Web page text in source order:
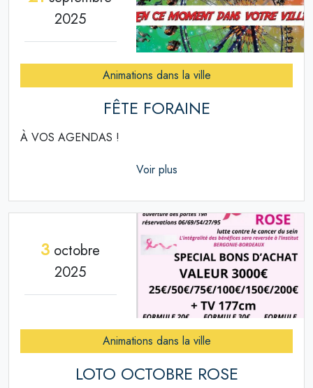
2025
Animations dans la ville
FÊTE FORAINE
À VOS AGENDAS !
Voir plus
3 octobre
2025
Animations dans la ville
LOTO OCTOBRE ROSE